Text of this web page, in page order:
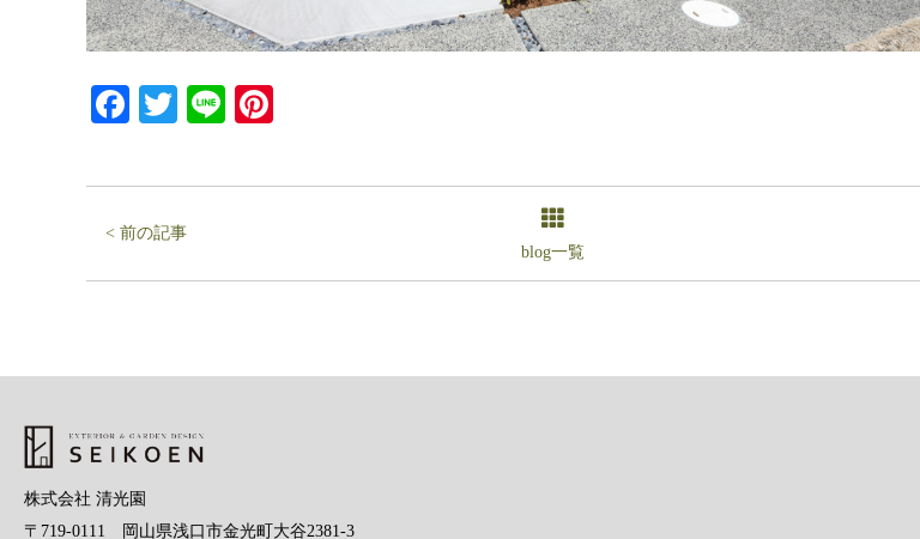
Facebook
Twitter
Line
< 前の記事
blog一覧
株式会社 清光園
〒719-0111 岡山県浅口市金光町大谷2381-3